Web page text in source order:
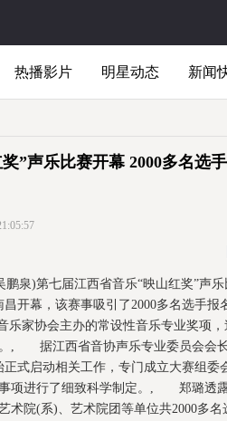
热播影片 明星动态 新闻
”声乐比赛开幕 2000多名选
泉)第七届江西省音乐“映山红奖”声乐
昌开幕，该赛事吸引了2000多名选
乐家协会主办的常设性音乐专业奖项，
, 据江西省音协声乐专业委员会会
式启动相关工作，专门成立大赛组委
项进行了细致科学制定。, 郑璐透
术院(系)、艺术院团等单位共2000多